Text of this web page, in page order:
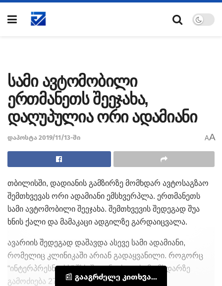
სამი ავტომობილი
ერთმანეთს შეეჯახა,
დაღუპულია ორი ადამიანი
დაპოსტა 2019/11/13-ში AA
თბილისში, დადიანის გამზირზე მომხდარ ავტოსაგზაო
შემთხვევას ორი ადამიანი ემსხვერპლა. ერთმანეთს
სამი ავტომობილი შეეჯახა. შემთხვევის შედეგად შუა
ხნის ქალი და მამაკაცი ადგილზე გარდაიცვალა.
ავარიის შედეგად დაშავდა ასევე სამი ადამიანი,
რომელიც კლინიკაში არიან გადაყვანილი. როგორც
“ინტერპრესნიუსს” შსს-ში განუცხადეს, მომხდარზე
გამოძიება 276-ე მუხლის მეექვსე ნაწილით
📰 გააგრძელე კითხვა...